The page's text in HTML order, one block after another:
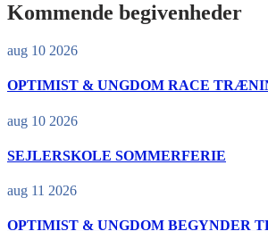
Kommende begivenheder
aug 10 2026
OPTIMIST & UNGDOM RACE
aug 10 2026
SEJLERSKOLE SOMMERFERIE
aug 11 2026
OPTIMIST & UNGDOM BEGYNDER